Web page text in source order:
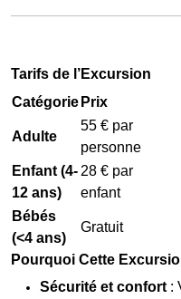
Tarifs de l’Excursion
Catégorie Prix
Adulte
55 € par
personne
Enfant (4-
12 ans)
28 € par
enfant
Bébés
(<4 ans)
Gratuit
Pourquoi Cette
Sécurité et confort :